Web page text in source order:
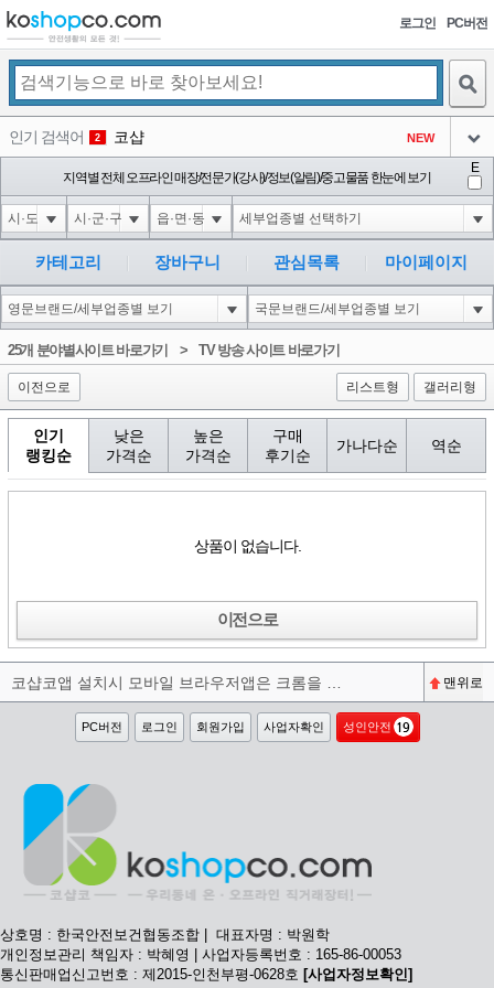
로그인 PC버전
인기 검색어 2 코샵 NEW
3 익스
아이콘
4 미끄럼방지
아이콘
5 대성설렁탕
아이콘
-16
6 1-1 waitfor delay '0:0:15' --
아이콘
-1
1
지역별 전체 오프라인 매장/전문가(강사)/정보(알림)/중고물품 한눈에 보기
E
카테고리 장바구니 관심목록 마이페이지
25개 분야별사이트 바로가기 > TV 방송 사이트 바로가기
이전으로 리스트형 갤러리형
인기
랭킹순
낮은
가격순
높은
가격순
구매
후기순
가나다순 역순
상품이 없습니다.
이전으로
맨위로
PC버전 로그인 회원가입 사업자확인 성인안전
상호명 : 한국안전보건협동조합 | 대표자명 : 박원학
개인정보관리 책임자 : 박혜영 | 사업자등록번호 : 165-86-00053
통신판매업신고번호 : 제2015-인천부평-0628호 [사업자정보확인]